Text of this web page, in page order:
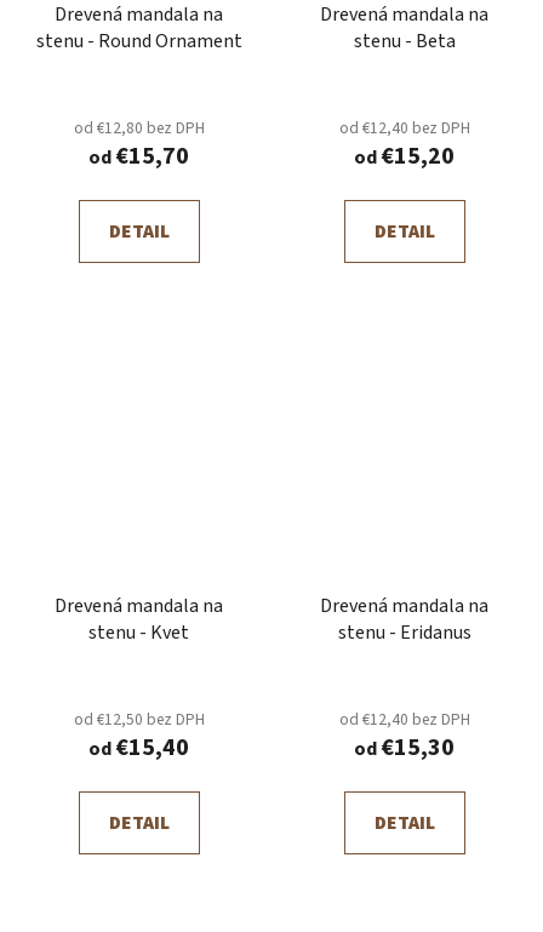
Drevená mandala na
stenu - Round Ornament
od €12,80 bez DPH
od€15,70
DETAIL
Drevená mandala na
stenu - Beta
od €12,40 bez DPH
od€15,20
DETAIL
Drevená mandala na
stenu - Kvet
od €12,50 bez DPH
od€15,40
DETAIL
Drevená mandala na
stenu - Eridanus
od €12,40 bez DPH
od€15,30
DETAIL